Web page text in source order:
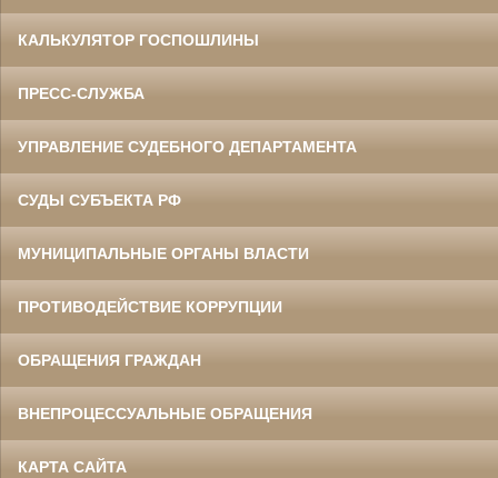
КАЛЬКУЛЯТОР ГОСПОШЛИНЫ
ПРЕСС-СЛУЖБА
УПРАВЛЕНИЕ СУДЕБНОГО ДЕПАРТАМЕНТА
СУДЫ СУБЪЕКТА РФ
МУНИЦИПАЛЬНЫЕ ОРГАНЫ ВЛАСТИ
ПРОТИВОДЕЙСТВИЕ КОРРУПЦИИ
ОБРАЩЕНИЯ ГРАЖДАН
ВНЕПРОЦЕССУАЛЬНЫЕ ОБРАЩЕНИЯ
КАРТА САЙТА